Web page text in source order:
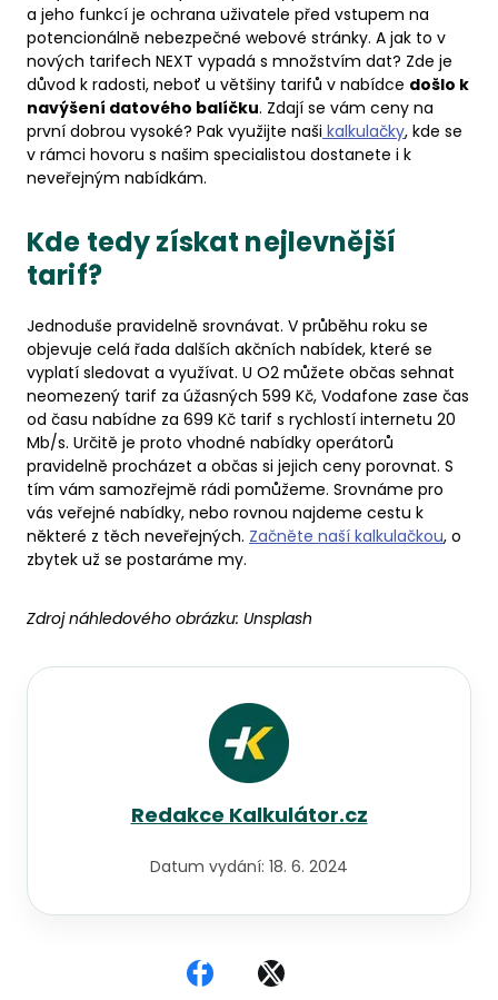
a jeho funkcí je ochrana uživatele před vstupem na
potencionálně nebezpečné webové stránky. A jak to v
nových tarifech NEXT vypadá s množstvím dat? Zde je
důvod k radosti, neboť u většiny tarifů v nabídce došlo k
navýšení datového balíčku. Zdají se vám ceny na
první dobrou vysoké? Pak využijte naši kalkulačky, kde se
v rámci hovoru s našim specialistou dostanete i k
neveřejným nabídkám.
Kde tedy získat nejlevnější
tarif?
Jednoduše pravidelně srovnávat. V průběhu roku se
objevuje celá řada dalších akčních nabídek, které se
vyplatí sledovat a využívat. U O2 můžete občas sehnat
neomezený tarif za úžasných 599 Kč, Vodafone zase čas
od času nabídne za 699 Kč tarif s rychlostí internetu 20
Mb/s. Určitě je proto vhodné nabídky operátorů
pravidelně procházet a občas si jejich ceny porovnat. S
tím vám samozřejmě rádi pomůžeme. Srovnáme pro
vás veřejné nabídky, nebo rovnou najdeme cestu k
některé z těch neveřejných. Začněte naší kalkulačkou, o
zbytek už se postaráme my.
Zdroj náhledového obrázku: Unsplash
Redakce Kalkulátor.cz
Datum vydání: 18. 6. 2024
Sdílet na Facebooku
Sdílet na X